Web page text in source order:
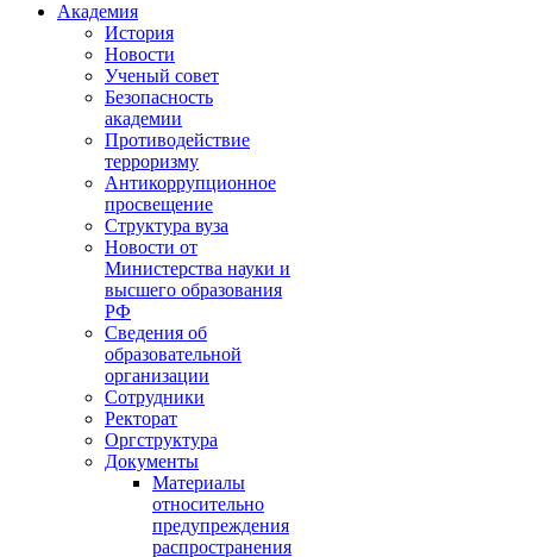
Академия
История
Новости
Ученый совет
Безопасность
академии
Противодействие
терроризму
Антикоррупционное
просвещение
Структура вуза
Новости от
Министерства науки и
высшего образования
РФ
Сведения об
образовательной
организации
Сотрудники
Ректорат
Оргструктура
Документы
Материалы
относительно
предупреждения
распространения